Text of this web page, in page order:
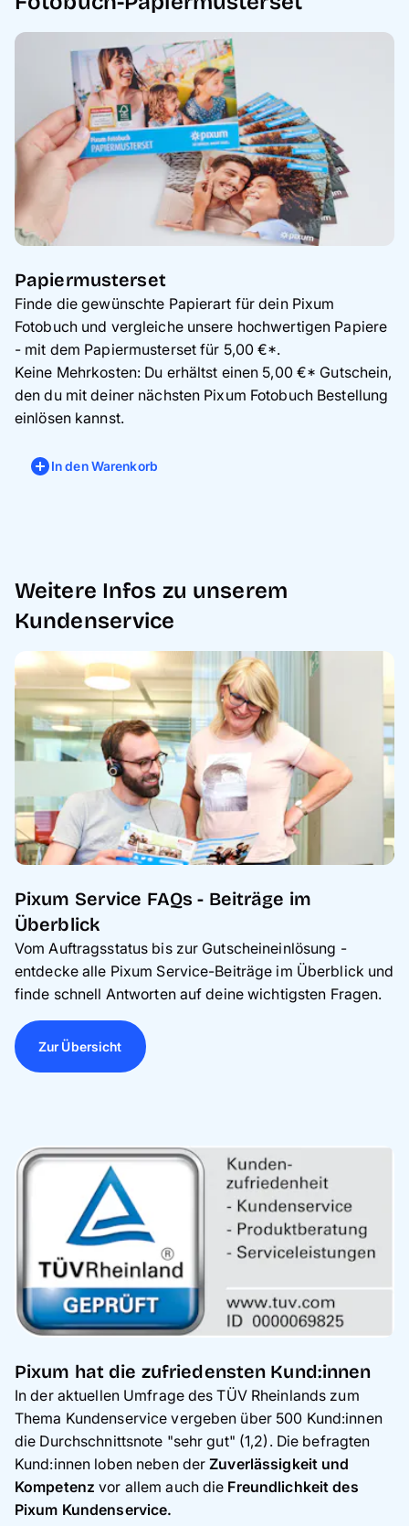
Papiermusterset
Finde die gewünschte Papierart für dein Pixum
Fotobuch und vergleiche unsere hochwertigen Papiere
- mit dem Papiermusterset für 5,00 €*.
Keine Mehrkosten: Du erhältst einen 5,00 €* Gutschein,
den du mit deiner nächsten Pixum Fotobuch Bestellung
einlösen kannst.
In den Warenkorb
Weitere Infos zu unserem
Kundenservice
Pixum Service FAQs - Beiträge im
Überblick
Vom Auftragsstatus bis zur Gutscheineinlösung -
entdecke alle Pixum Service-Beiträge im Überblick und
finde schnell Antworten auf deine wichtigsten Fragen.
Zur Übersicht
Pixum hat die zufriedensten Kund:innen
In der aktuellen Umfrage des TÜV Rheinlands zum
Thema Kundenservice vergeben über 500 Kund:innen
die Durchschnittsnote "sehr gut" (1,2). Die befragten
Kund:innen loben neben derZuverlässigkeit und
Kompetenz vor allem auch die Freundlichkeit des
Pixum Kundenservice.